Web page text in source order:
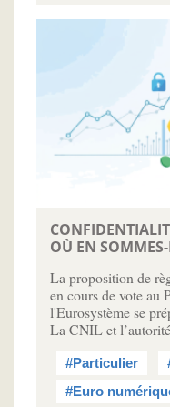
OÙ EN
La proposition de
en cours de vote au
l'Eurosystème se
La CNIL et
#Particulier
#Euro